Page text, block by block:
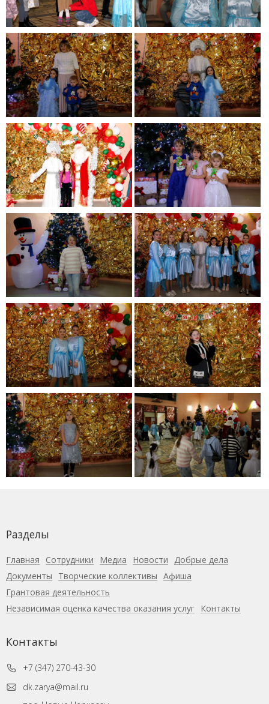
Разделы
Главная Сотрудники Медиа Новости
Добрые дела
Документы
Творческие коллективы Афиша
Грантовая деятельность
Независимая оценка качества оказания услуг Контакты
Контакты
+7 (347) 270-43-30
dk.zarya@mail.ru